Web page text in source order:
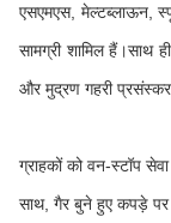
एसएमएस, मेल्टब्लाऊन,
सामग्री शामिल हैं।साथ
और मुद्रण गहरी
ग्राहकों को वन-स्टॉप
साथ, गैर बुने हुए कपड़े पर